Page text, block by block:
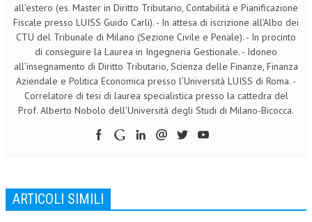
all’estero (es. Master in Diritto Tributario, Contabilità e Pianificazione
Fiscale presso LUISS Guido Carli). - In attesa di iscrizione all’Albo dei
CTU del Tribunale di Milano (Sezione Civile e Penale). - In procinto
di conseguire la Laurea in Ingegneria Gestionale. - Idoneo
all’insegnamento di Diritto Tributario, Scienza delle Finanze, Finanza
Aziendale e Politica Economica presso l’Università LUISS di Roma. -
Correlatore di tesi di laurea specialistica presso la cattedra del
Prof. Alberto Nobolo dell’Università degli Studi di Milano-Bicocca.
ARTICOLI SIMILI